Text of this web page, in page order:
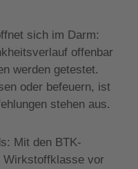
sich im Darm:
offenbar
werden getestet.
oder befeuern, ist
stehen aus.
Mit den BTK-
Wirkstoffklasse vor